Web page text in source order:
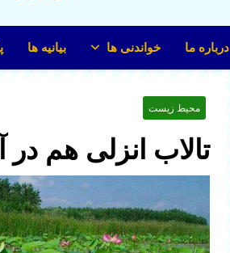
درباره ما خواندنی ها بیانیه ها
محیط زیست
تالاب انزلی هم